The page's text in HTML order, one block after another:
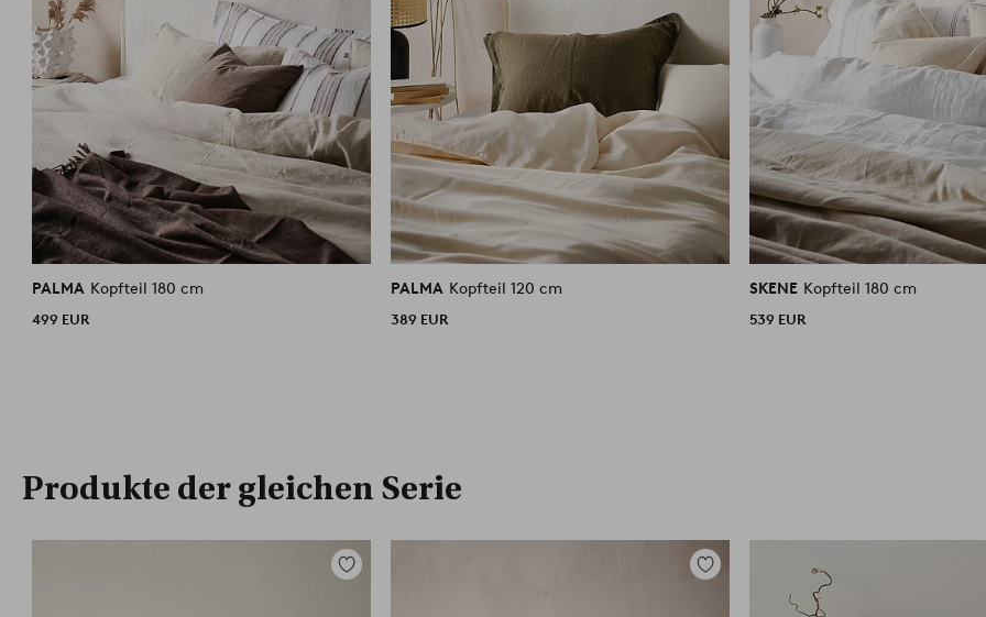
PALMA Kopfteil 180 cm
499 EUR
PALMA Kopfteil 120 cm
389 EUR
SKENE Kopfteil 180 cm
539 EUR
Produkte der gleichen Serie
Zu
Zu